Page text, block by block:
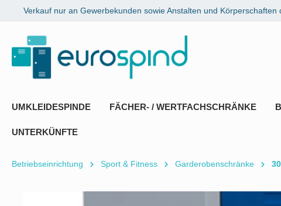
Zur Hauptnavigation springen
Verkauf nur an Gewerbekunden sowie Anstalten und Körperschaften
UMKLEIDESPINDE FÄCHER- / WERTFACHSCHRÄNKE
UNTERKÜNFTE
Betriebseinrichtung Sport & Fitness Garderobenschränke